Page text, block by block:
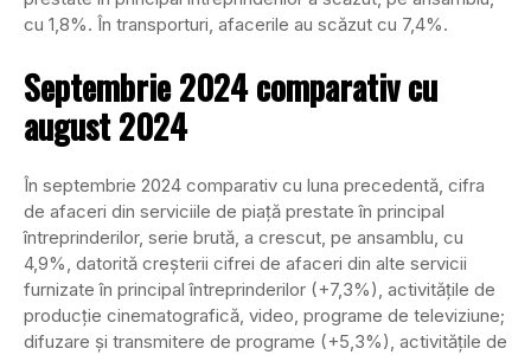
cu 1,8%. În transporturi, afacerile au scăzut cu 7,4%.
Septembrie 2024 comparativ cu
august 2024
În septembrie 2024 comparativ cu luna precedentă, cifra
de afaceri din serviciile de piaţă prestate în principal
întreprinderilor, serie brută, a crescut, pe ansamblu, cu
4,9%, datorită creşterii cifrei de afaceri din alte servicii
furnizate în principal întreprinderilor (+7,3%), activităţile de
producţie cinematografică, video, programe de televiziune;
difuzare şi transmitere de programe (+5,3%), activităţile de